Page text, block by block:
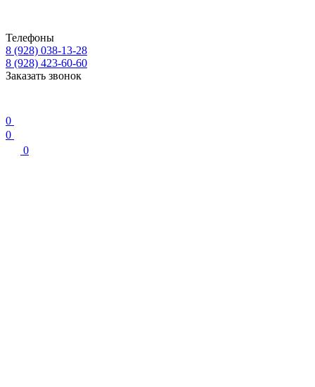
Телефоны
8 (928) 038-13-28
8 (928) 423-60-60
Заказать звонок
0
0
0